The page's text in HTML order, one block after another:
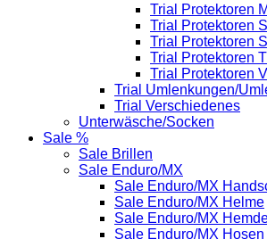
Trial Protektoren
Trial Protektoren
Trial Protektoren
Trial Protektoren
Trial Protektoren
Trial Umlenkungen/
Trial Verschiedenes
Unterwäsche/Socken
Sale %
Sale Brillen
Sale Enduro/MX
Sale Enduro/MX
Sale Enduro/MX Helme
Sale Enduro/MX
Sale Enduro/MX Hosen